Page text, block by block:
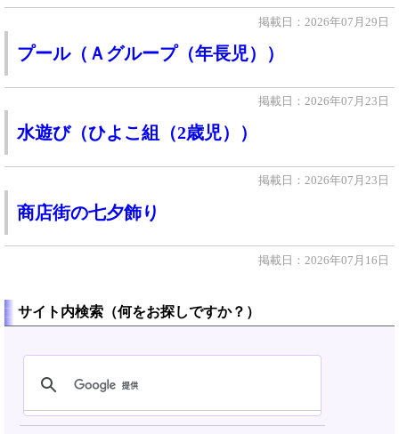
掲載日：2026年07月29日
プール（Ａグループ（年長児））
掲載日：2026年07月23日
水遊び（ひよこ組（2歳児））
掲載日：2026年07月23日
商店街の七夕飾り
掲載日：2026年07月16日
サイト内検索（何をお探しですか？）